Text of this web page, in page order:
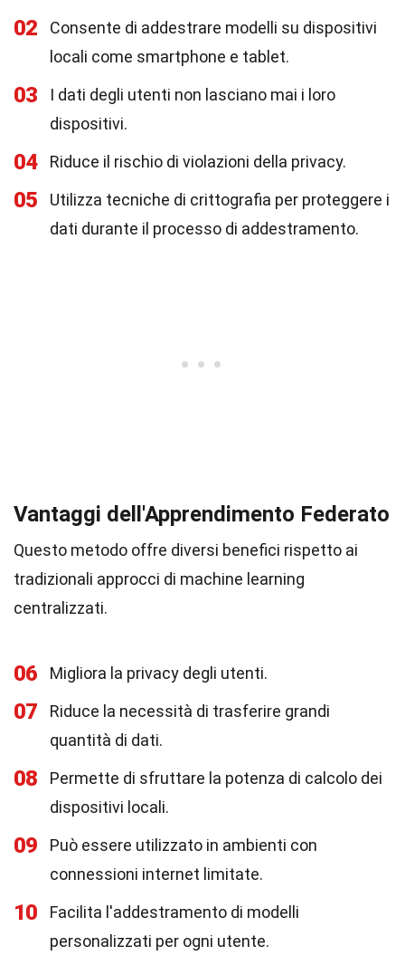
02
Consente di addestrare modelli su dispositivi
locali come smartphone e tablet.
03
I dati degli utenti non lasciano mai i loro
dispositivi.
04 Riduce il rischio di violazioni della privacy.
05
Utilizza tecniche di crittografia per proteggere i
dati durante il processo di addestramento.
Vantaggi dell'Apprendimento Federato
Questo metodo offre diversi benefici rispetto ai
tradizionali approcci di machine learning
centralizzati.
06 Migliora la privacy degli utenti.
07
Riduce la necessità di trasferire grandi
quantità di dati.
08
Permette di sfruttare la potenza di calcolo dei
dispositivi locali.
09
Può essere utilizzato in ambienti con
connessioni internet limitate.
10
Facilita l'addestramento di modelli
personalizzati per ogni utente.